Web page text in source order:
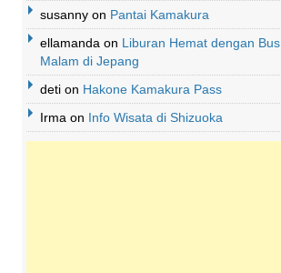
susannyon Pantai Kamakura
ellamanda on Liburan Hemat dengan Bus
Malam di Jepang
detion Hakone Kamakura Pass
Irma on Info Wisata di Shizuoka